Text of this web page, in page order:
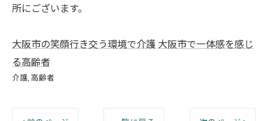
所にございます。
大阪市の笑顔行き交う環境で介護 大阪市で一体感を感じ
る高齢者
介護 高齢者